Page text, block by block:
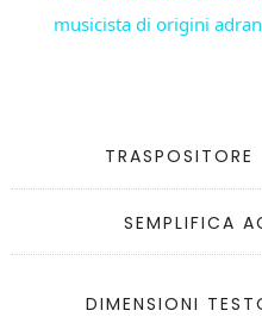
musicista di origini
TRASPOSITORE
SEMPLIFICA
DIMENSIONI